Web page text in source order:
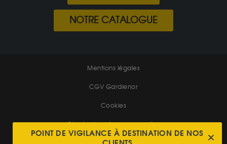
NOTRE CATALOGUE
Mentions légales
CGV Gardienor
Cookies
Charte données personnelles
POINT DE VIGILANCE À DESTINATION DE NOS